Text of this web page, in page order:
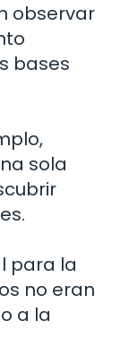
observar
bases
sola
para la
no eran
a la